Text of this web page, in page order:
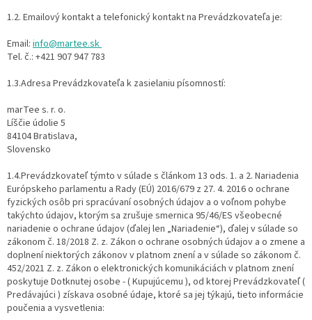
1.2. Emailový kontakt a telefonický kontakt na Prevádzkovateľa je:
Email: info@martee.sk
Tel. č.: +421 907 947 783
1.3.Adresa Prevádzkovateľa k zasielaniu písomností:
marTee s. r. o.
Líščie údolie 5
84104 Bratislava,
Slovensko
1.4.Prevádzkovateľ týmto v súlade s článkom 13 ods. 1. a 2. Nariadenia
Európskeho parlamentu a Rady (EÚ) 2016/679 z 27. 4. 2016 o ochrane
fyzických osôb pri spracúvaní osobných údajov a o voľnom pohybe
takýchto údajov, ktorým sa zrušuje smernica 95/46/ES všeobecné
nariadenie o ochrane údajov (ďalej len „Nariadenie“), ďalej v súlade so
zákonom č. 18/2018 Z. z. Zákon o ochrane osobných údajov a o zmene a
doplnení niektorých zákonov v platnom znení a v súlade so zákonom č.
452/2021 Z. z. Zákon o elektronických komunikáciách v platnom znení
poskytuje Dotknutej osobe - ( Kupujúcemu ), od ktorej Prevádzkovateľ (
Predávajúci ) získava osobné údaje, ktoré sa jej týkajú, tieto informácie
poučenia a vysvetlenia: